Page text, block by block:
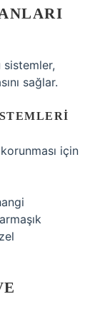
sistemler,
sağlar.
için